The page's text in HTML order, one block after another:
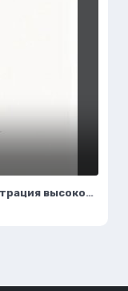
Демоническая элегантность: иллюстрация высокой моды в стиле фэнтези. Нейросеть Flux.1